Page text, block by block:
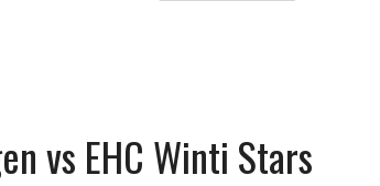
vs EHC Winti Stars